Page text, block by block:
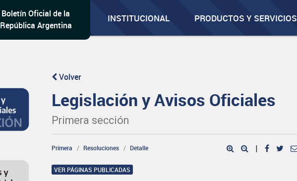
Boletín Oficial de la
República Argentina
INSTITUCIONAL PRODUCTOS Y SERVICIOS
Volver
Legislación y Avisos Oficiales
Primera sección
Primera Resoluciones Detalle |
VER PÁGINAS PUBLICADAS